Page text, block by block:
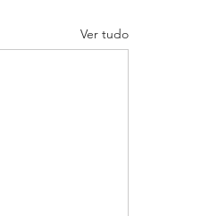
Ver tudo